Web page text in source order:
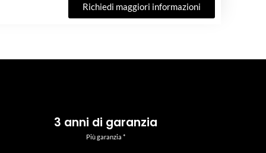
Richiedi maggiori informazioni
3 anni di garanzia
Più garanzia *